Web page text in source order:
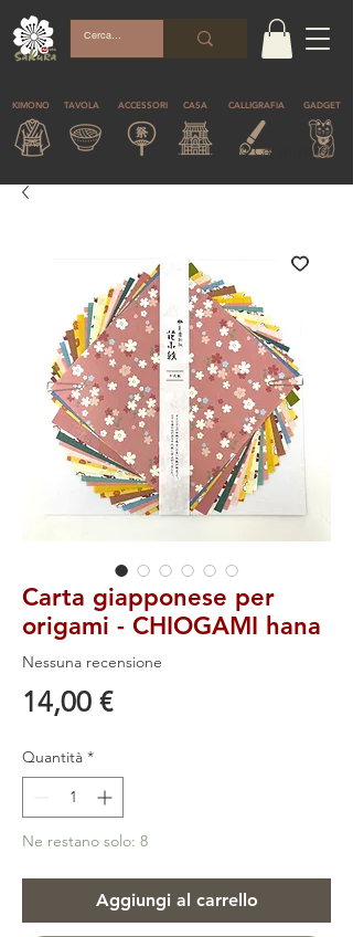
KIMONO TAVOLA ACCESSORI CASA CALLIGRAFIA GADGET
© Copyright
Carta giapponese per
origami - CHIOGAMI hana
Nessuna recensione
14,00 €Prezzo
Quantità *
Ne restano solo: 8
Aggiungi al carrello